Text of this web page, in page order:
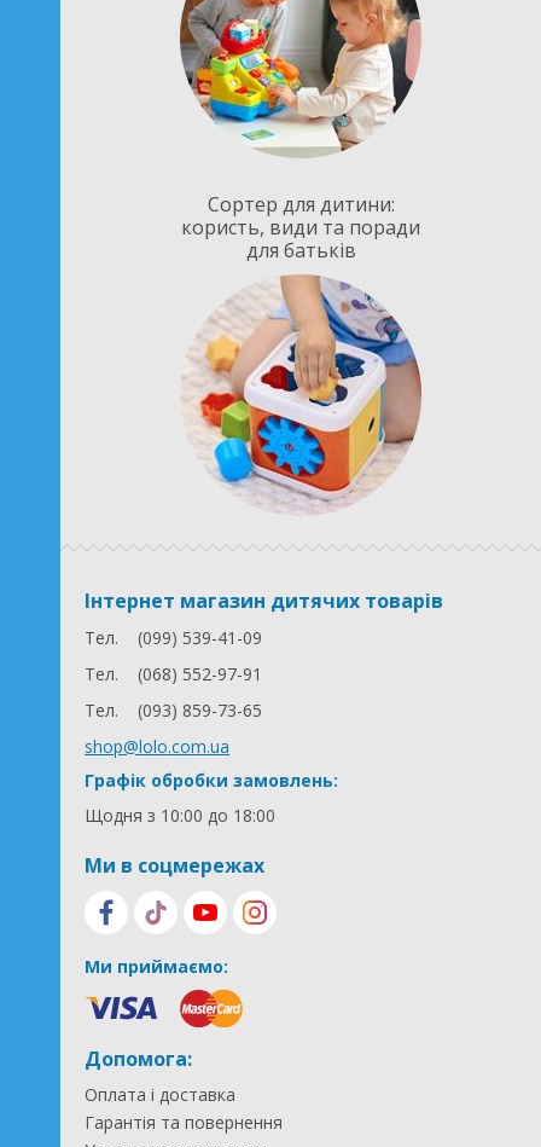
Сортер для дитини:
користь, види та поради
для батьків
Інтернет магазин дитячих товарів
Тел.
(099) 539-41-09
Тел.
(068) 552-97-91
Тел.
(093) 859-73-65
shop@lolo.com.ua
Графік обробки замовлень:
Щодня з 10:00 до 18:00
Ми в соцмережах
Ми приймаємо:
Допомога:
Оплата і доставка
Гарантія та повернення